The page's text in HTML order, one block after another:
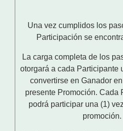
Una vez cumplidos los
Participación se
La carga completa de los
otorgará a cada Participante
convertirse en Ganador
presente Promoción. Cada
podrá participar una (1)
promoción.